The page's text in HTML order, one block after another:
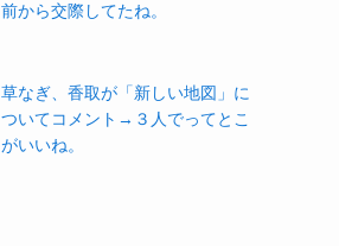
前から交際してたね。
草なぎ、香取が「新しい地図」に
ついてコメント→３人でってとこ
がいいね。